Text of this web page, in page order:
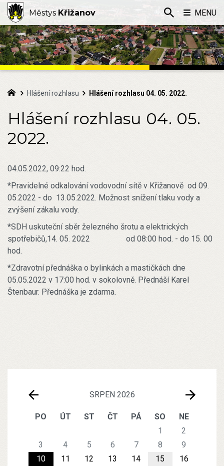
SRPEN 2026
PO ÚT ST ČT PÁ SO
NE
1
2
3
4 5 6 7 8
9
10
11 12 13 14 15
16
Hlášení rozhlasu Hlášení rozhlasu 04. 05. 2022.
Hlášení rozhlasu 04. 05.
2022.
04.05.2022, 09:22 hod.
*Pravidelné odkalování vodovodní sítě v Křižanově od 09.
05.2022 - do 13.05.2022. Možnost snížení tlaku vody a
zvýšení zákalu vody.
*SDH uskuteční sběr železného šrotu a elektrických
spotřebičů,14. 05. 2022 od 08:00 hod. - do 15. 00
hod.
*Zdravotní přednáška o bylinkách a mastičkách dne
05.05.2022 v 17:00 hod. v sokolovně. Přednáší Karel
Štenbaur. Přednáška je zdarma.
Městys Křižanov MENU